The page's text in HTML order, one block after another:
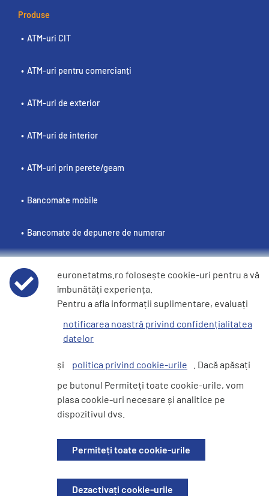
Produse
ATM-uri CIT
ATM-uri pentru comercianți
ATM-uri de exterior
ATM-uri de interior
ATM-uri prin perete/geam
Bancomate mobile
Bancomate de depunere de numerar
Politici
Condiții de utilizare
Politica privind modulele cookie
Site pentru investitori
© 2026 EURONET SERVICES SRL. Toate drepturile rezervate. Companie
euronetatms.ro folosește cookie-uri pentru a vă
îmbunătăți experiența.
Pentru a afla informații suplimentare, evaluați
notificarea noastră privind confidențialitatea
datelor
și politica privind cookie-urile
. Dacă apăsați
pe butonul Permiteți toate cookie-urile, vom
plasa cookie-uri necesare și analitice pe
dispozitivul dvs.
Permiteți toate cookie-urile
Dezactivați cookie-urile